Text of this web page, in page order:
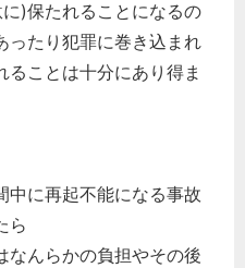
)保たれることになるの
ったり犯罪に巻き込まれ
ることは十分にあり得ま
中に再起不能になる事故
ら
なんらかの負担やその後